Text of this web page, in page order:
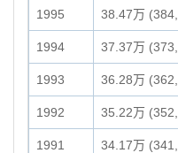
1995 38.47万
1994 37.37万
1993 36.28万
1992 35.22万
1991 34.17万